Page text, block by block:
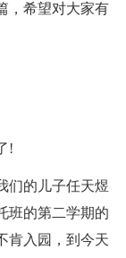
，希望对大家有
!
们的儿子任天煜
班的第二学期的
肯入园，到今天